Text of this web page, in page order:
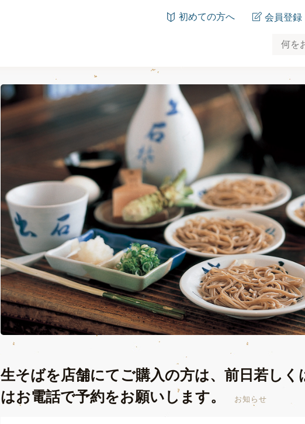
初めての方へ 会員登録
<
生そばを店舗にてご購入の方は、前日若しく
はお電話で予約をお願いします。
お知らせ